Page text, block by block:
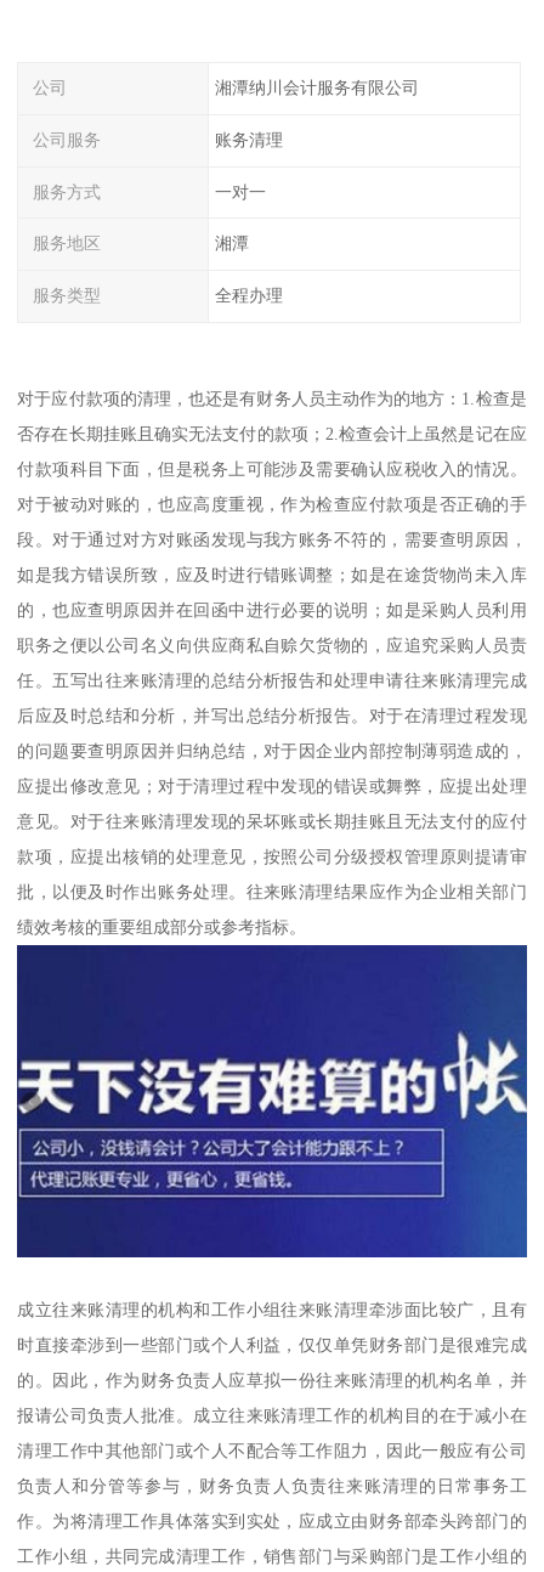
公司 湘潭纳川会计服务有限公司
公司服务 账务清理
服务方式 一对一
服务地区 湘潭
服务类型 全程办理
对于应付款项的清理，也还是有财务人员主动作为的地方：1.检查是
否存在长期挂账且确实无法支付的款项；2.检查会计上虽然是记在应
付款项科目下面，但是税务上可能涉及需要确认应税收入的情况。
对于被动对账的，也应高度重视，作为检查应付款项是否正确的手
段。对于通过对方对账函发现与我方账务不符的，需要查明原因，
如是我方错误所致，应及时进行错账调整；如是在途货物尚未入库
的，也应查明原因并在回函中进行必要的说明；如是采购人员利用
职务之便以公司名义向供应商私自赊欠货物的，应追究采购人员责
任。五写出往来账清理的总结分析报告和处理申请往来账清理完成
后应及时总结和分析，并写出总结分析报告。对于在清理过程发现
的问题要查明原因并归纳总结，对于因企业内部控制薄弱造成的，
应提出修改意见；对于清理过程中发现的错误或舞弊，应提出处理
意见。对于往来账清理发现的呆坏账或长期挂账且无法支付的应付
款项，应提出核销的处理意见，按照公司分级授权管理原则提请审
批，以便及时作出账务处理。往来账清理结果应作为企业相关部门
绩效考核的重要组成部分或参考指标。
成立往来账清理的机构和工作小组往来账清理牵涉面比较广，且有
时直接牵涉到一些部门或个人利益，仅仅单凭财务部门是很难完成
的。因此，作为财务负责人应草拟一份往来账清理的机构名单，并
报请公司负责人批准。成立往来账清理工作的机构目的在于减小在
清理工作中其他部门或个人不配合等工作阻力，因此一般应有公司
负责人和分管等参与，财务负责人负责往来账清理的日常事务工
作。为将清理工作具体落实到实处，应成立由财务部牵头跨部门的
工作小组，共同完成清理工作，销售部门与采购部门是工作小组的